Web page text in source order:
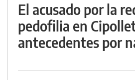
El acusado por la
pedofilia en
antecedentes por